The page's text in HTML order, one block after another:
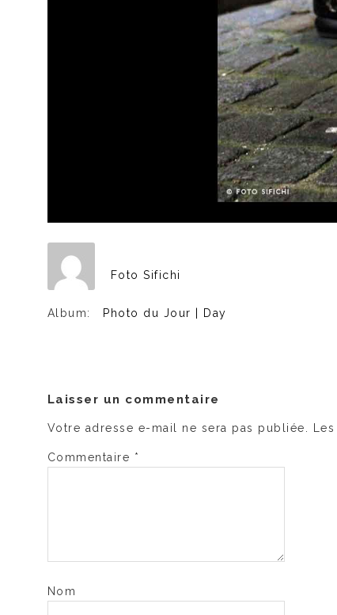
Foto Sifichi
Album: Photo du Jour | Day
Laisser un commentaire
Votre adresse e-mail ne sera pas publiée.
Commentaire *
Nom